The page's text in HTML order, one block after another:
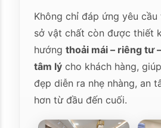
Không chỉ đáp ứng yêu
sở vật chất còn được thiết
hướngthoải mái – riêng tư
tâm lý cho khách hàng,
đẹp diễn ra nhẹ nhàng, an
hơn từ đầu đến cuối.